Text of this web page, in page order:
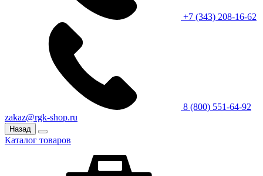
+7 (343) 208-16-62
8 (800) 551-64-92
zakaz@rgk-shop.ru
Назад
Каталог товаров